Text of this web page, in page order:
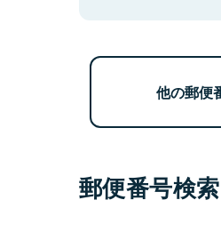
他の郵便
郵便番号検